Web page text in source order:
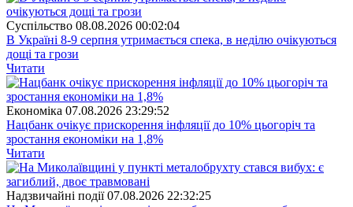
Суспiльство 08.08.2026 00:02:04
В Україні 8-9 серпня утримається спека, в неділю очікуються
дощі та грози
Читати
Економіка 07.08.2026 23:29:52
Нацбанк очікує прискорення інфляції до 10% цьогоріч та
зростання економіки на 1,8%
Читати
Надзвичайні події 07.08.2026 22:32:25